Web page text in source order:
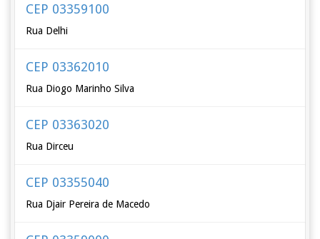
CEP 03359100
Rua Delhi
CEP 03362010
Rua Diogo Marinho Silva
CEP 03363020
Rua Dirceu
CEP 03355040
Rua Djair Pereira de Macedo